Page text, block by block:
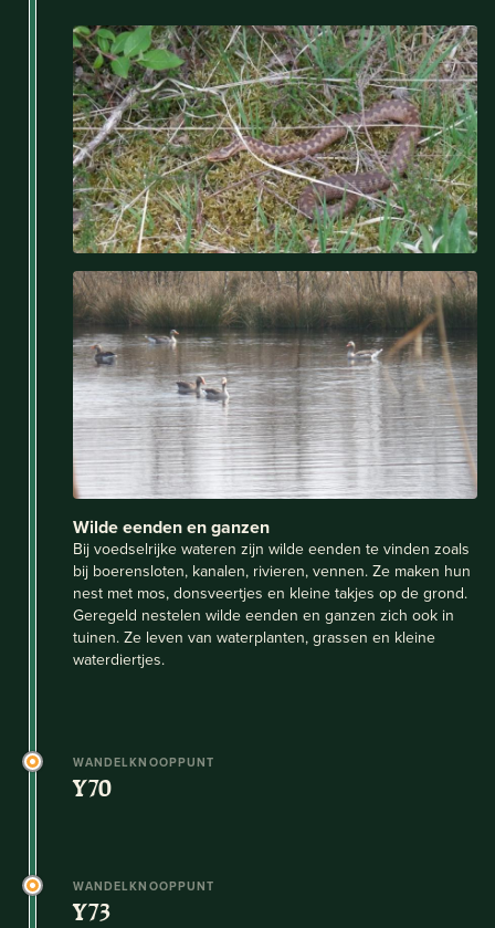
Wilde eenden en ganzen
Bij voedselrijke wateren zijn wilde eenden te vinden zoals
bij boerensloten, kanalen, rivieren, vennen. Ze maken hun
nest met mos, donsveertjes en kleine takjes op de grond.
Geregeld nestelen wilde eenden en ganzen zich ook in
tuinen. Ze leven van waterplanten, grassen en kleine
waterdiertjes.
WANDELKNOOPPUNT
Y70
WANDELKNOOPPUNT
Y73